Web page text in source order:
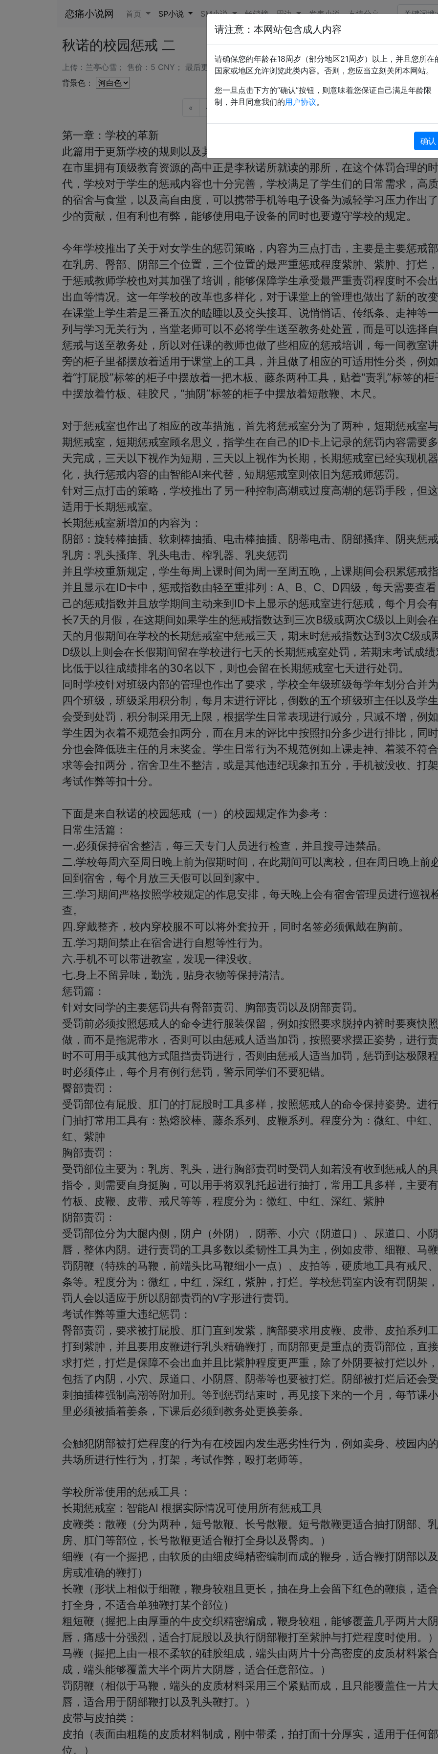
恋痛小说网 首页 SP小说 SM小说 畅销榜 周边 发表小说 友情分享
秋诺的校园惩戒 二
上传：兰亭心雪； 售价：5 CNY； 最后更新：2025-05-23 00:38:13
背景色：
« < 1 2 3 4 5 >
第一章：学校的革新
此篇用于更新学校的规则以及其他内容，会不断更新，后面有些剧情都和这有关
在市里拥有顶级教育资源的高中正是李秋诺所就读的那所，在这个体罚合理的时
代，学校对于学生的惩戒内容也十分完善，学校满足了学生们的日常需求，高
的宿舍与食堂，以及高自由度，可以携带手机等电子设备为减轻学习压力作出
少的贡献，但有利也有弊，能够使用电子设备的同时也要遵守学校的规定。
今年学校推出了关于对女学生的惩罚策略，内容为三点打击，主要是主要惩戒
在乳房、臀部、阴部三个位置，三个位置的最严重惩戒程度紫肿、紫肿、打烂
于惩戒教师学校也对其加强了培训，能够保障学生承受最严重责罚程度时不会
出血等情况。这一年学校的改革也多样化，对于课堂上的管理也做出了新的改变
在课堂上学生若是三番五次的瞌睡以及交头接耳、说悄悄话、传纸条、走神等
列与学习无关行为，当堂老师可以不必将学生送至教务处处置，而是可以选择
惩戒与送至教务处，所以对任课的教师也做了些相应的惩戒培训，每一间教室
旁的柜子里都摆放着适用于课堂上的工具，并且做了相应的可适用性分类，例
着“打屁股”标签的柜子中摆放着一把木板、藤条两种工具，贴着“责乳”标签的柜
中摆放着竹板、硅胶尺，“抽阴”标签的柜子中摆放着短散鞭、木尺。
对于惩戒室也作出了相应的改革措施，首先将惩戒室分为了两种，短期惩戒室
期惩戒室，短期惩戒室顾名思义，指学生在自己的ID卡上记录的惩罚内容需要
天完成，三天以下视作为短期，三天以上视作为长期，长期惩戒室已经实现机器
化，执行惩戒内容的由智能AI来代替，短期惩戒室则依旧为惩戒师惩罚。
针对三点打击的策略，学校推出了另一种控制高潮或过度高潮的惩罚手段，但
适用于长期惩戒室。
长期惩戒室新增加的内容为：
阴部：旋转棒抽插、软刺棒抽插、电击棒抽插、阴蒂电击、阴部搔痒、阴夹惩戒
乳房：乳头搔痒、乳头电击、榨乳器、乳夹惩罚
并且学校重新规定，学生每周上课时间为周一至周五晚，上课期间会积累惩戒
并且显示在ID卡中，惩戒指数由轻至重排列：A、B、C、D四级，每天需要查看
己的惩戒指数并且放学期间主动来到ID卡上显示的惩戒室进行惩戒，每个月会
长7天的月假，在这期间如果学生的惩戒指数达到三次B级或两次C级以上则会
天的月假期间在学校的长期惩戒室中惩戒三天，期末时惩戒指数达到3次C级或
D级以上则会在长假期间留在学校进行七天的长期惩戒室处罚，若期末考试成绩
比低于以往成绩排名的30名以下，则也会留在长期惩戒室七天进行处罚。
同时学校针对班级内部的管理也作出了要求，学校全年级班级每学年划分合并
四个班级，班级采用积分制，每月末进行评比，倒数的五个班级班主任以及学
会受到处罚，积分制采用无上限，根据学生日常表现进行减分，只减不增，例
学生因为衣着不规范会扣两分，而在月末的评比中按照扣分多少进行排比，同
分也会降低班主任的月末奖金。学生日常行为不规范例如上课走神、着装不符
求等会扣两分，宿舍卫生不整洁，或是其他违纪现象扣五分，手机被没收、打架
考试作弊等扣十分。
下面是来自秋诺的校园惩戒（一）的校园规定作为参考：
日常生活篇：
一.必须保持宿舍整洁，每三天专门人员进行检查，并且搜寻违禁品。
二.学校每周六至周日晚上前为假期时间，在此期间可以离校，但在周日晚上前
回到宿舍，每个月放三天假可以回到家中。
三.学习期间严格按照学校规定的作息安排，每天晚上会有宿舍管理员进行巡视
查。
四.穿戴整齐，校内穿校服不可以将外套拉开，同时名签必须佩戴在胸前。
五.学习期间禁止在宿舍进行自慰等性行为。
六.手机不可以带进教室，发现一律没收。
七.身上不留异味，勤洗，贴身衣物等保持清洁。
惩罚篇：
针对女同学的主要惩罚共有臀部责罚、胸部责罚以及阴部责罚。
受罚前必须按照惩戒人的命令进行服装保留，例如按照要求脱掉内裤时要爽快照
做，而不是拖泥带水，否则可以由惩戒人适当加罚，按照要求摆正姿势，进行
时不可用手或其他方式阻挡责罚进行，否则由惩戒人适当加罚，惩罚到达极限
时必须停止，每个月有例行惩罚，警示同学们不要犯错。
臀部责罚：
受罚部位有屁股、肛门的打屁股时工具多样，按照惩戒人的命令保持姿势。进
门抽打常用工具有：热熔胶棒、藤条系列、皮鞭系列。程度分为：微红、中红
红、紫肿
胸部责罚：
受罚部位主要为：乳房、乳头，进行胸部责罚时受罚人如若没有收到惩戒人的
指令，则需要自身挺胸，可以用手将双乳托起进行抽打，常用工具多样，主要有
竹板、皮鞭、皮带、戒尺等等，程度分为：微红、中红、深红、紫肿
阴部责罚：
受罚部位分为大腿内侧，阴户（外阴），阴蒂、小穴（阴道口）、尿道口、小阴
唇，整体内阴。进行责罚的工具多数以柔韧性工具为主，例如皮带、细鞭、马鞭
罚阴鞭（特殊的马鞭，前端头比马鞭细小一点）、皮拍等，硬质地工具有戒尺
条等。程度分为：微红，中红，深红，紫肿，打烂。学校惩罚室内设有罚阴架
罚人会以适应于所以阴部责罚的V字形进行责罚。
考试作弊等重大违纪惩罚：
臀部责罚，要求被打屁股、肛门直到发紫，胸部要求用皮鞭、皮带、皮拍系列
打到紫肿，并且要用皮鞭进行乳头精确鞭打，而阴部更是重点的责罚部位，直
求打烂，打烂是保障不会出血并且比紫肿程度更严重，除了外阴要被打烂以外
包括了内阴，小穴、尿道口、小阴唇、阴蒂等也要被打烂。阴部被打烂后还会
刺抽插棒强制高潮等附加刑。等到惩罚结束时，再见接下来的一个月，每节课
里必须被插着姜条，下课后必须到教务处更换姜条。
会触犯阴部被打烂程度的行为有在校园内发生恶劣性行为，例如卖身、校园内
共场所进行性行为，打架，考试作弊，殴打老师等。
学校所常使用的惩戒工具：
长期惩戒室：智能AI 根据实际情况可使用所有惩戒工具
皮鞭类：散鞭（分为两种，短号散鞭、长号散鞭。短号散鞭更适合抽打阴部、乳
房、肛门等部位，长号散鞭更适合鞭打全身以及臀肉。）
细鞭（有一个握把，由软质的由细皮绳精密编制而成的鞭身，适合鞭打阴部以
房或准确的鞭打）
长鞭（形状上相似于细鞭，鞭身较粗且更长，抽在身上会留下红色的鞭痕，适
打全身，不适合单独鞭打某个部位）
粗短鞭（握把上由厚重的牛皮交织精密编成，鞭身较粗，能够覆盖几乎两片大阴
唇，痛感十分强烈，适合打屁股以及执行阴部鞭打至紫肿与打烂程度时使用。）
马鞭（握把上由一根不柔软的硅胶组成，端头由两片十分高密度的皮质材料紧
成，端头能够覆盖大半个两片大阴唇，适合任意部位。）
罚阴鞭（相似于马鞭，端头的皮质材料采用三个紧贴而成，且只能覆盖住一片
唇，适合用于阴部鞭打以及乳头鞭打。）
皮带与皮拍类：
皮拍（表面由粗糙的皮质材料制成，刚中带柔，拍打面十分厚实，适用于任何部
位。）
请注意：本网站包含成人内容
请确保您的年龄在18周岁（部分地区21周岁）以上，并且您所在
国家或地区允许浏览此类内容。否则，您应当立刻关闭本网站。
您一旦点击下方的“确认”按钮，则意味着您保证自己满足年龄限
制，并且同意我们的用户协议。
确认